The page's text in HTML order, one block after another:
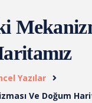
Yazılar
Ve Doğum